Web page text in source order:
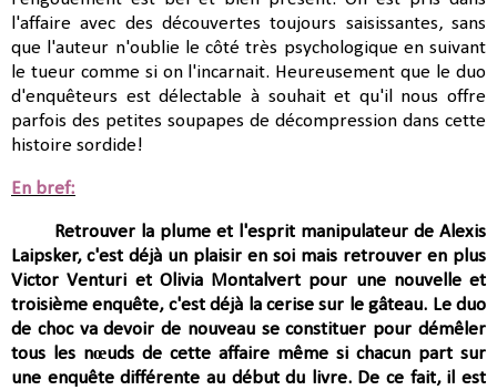
l'affaire avec des découvertes toujours saisissantes, sans
que l'auteur n'oublie le côté très psychologique en suivant
le tueur comme si on l'incarnait. Heureusement que le duo
d'enquêteurs est délectable à souhait et qu'il nous offre
parfois des petites soupapes de décompression dans cette
histoire sordide!
En bref:
Retrouver la plume et l'esprit manipulateur de Alexis
Laipsker, c'est déjà un plaisir en soi mais retrouver en plus
Victor Venturi et Olivia Montalvert pour une nouvelle et
troisième enquête, c'est déjà la cerise sur le gâteau. Le duo
de choc va devoir de nouveau se constituer pour démêler
tous les nœuds de cette affaire même si chacun part sur
une enquête différente au début du livre. De ce fait, il est